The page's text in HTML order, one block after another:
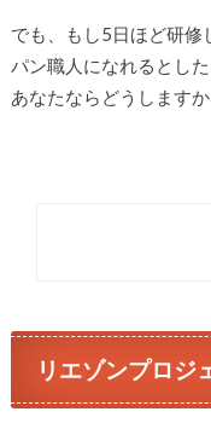
でも、もし5日ほど研修
パン職人になれるとした
あなたならどうしますか
リエゾンプロジ